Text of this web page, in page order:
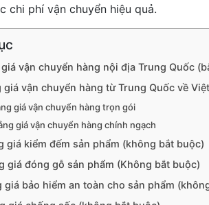
chi phí vận chuyển hiệu quả.
giá vận chuyển hàng nội địa Trung Quốc
giá vận chuyển hàng từ Trung Quốc về
giá vận chuyển hàng trọn gói
giá vận chuyển hàng chính ngạch
giá kiểm đếm sản phẩm (không bắt buộc)
giá đóng gỗ sản phẩm (Không bắt buộc)
giá bảo hiểm an toàn cho sản phẩm